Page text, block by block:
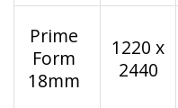
Prime
Form
18mm
1220 x
2440